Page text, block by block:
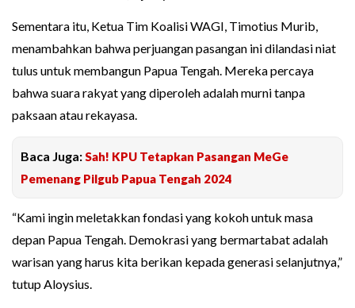
Sementara itu, Ketua Tim Koalisi WAGI, Timotius Murib,
menambahkan bahwa perjuangan pasangan ini dilandasi niat
tulus untuk membangun Papua Tengah. Mereka percaya
bahwa suara rakyat yang diperoleh adalah murni tanpa
paksaan atau rekayasa.
Baca Juga:Sah! KPU Tetapkan Pasangan MeGe
Pemenang Pilgub Papua Tengah 2024
“Kami ingin meletakkan fondasi yang kokoh untuk masa
depan Papua Tengah. Demokrasi yang bermartabat adalah
warisan yang harus kita berikan kepada generasi selanjutnya,”
tutup Aloysius.